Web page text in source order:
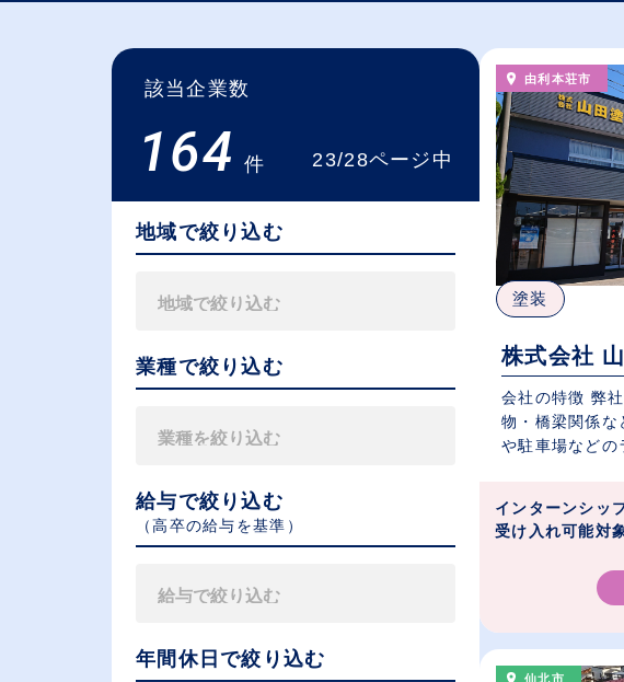
該当企業数
164 件 23/28ページ中
地域で絞り込む
業種で絞り込む
給与で絞り込む
（⾼卒の給与を基準）
年間休日で絞り込む
由利本荘市
塗装
株式会社
会社の特徴 弊
物・橋梁関係な
や駐車場などの
インターンシッ
受け入れ可能対
仙北市